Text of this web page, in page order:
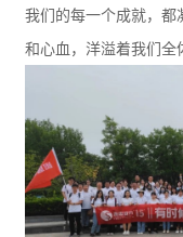
我们的每一个成就，
和心血，洋溢着我们全